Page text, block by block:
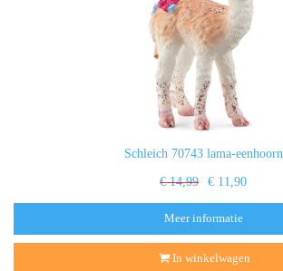
Schleich 70743 lama-eenhoorn
€ 14,99 € 11,90
Meer informatie
In winkelwagen